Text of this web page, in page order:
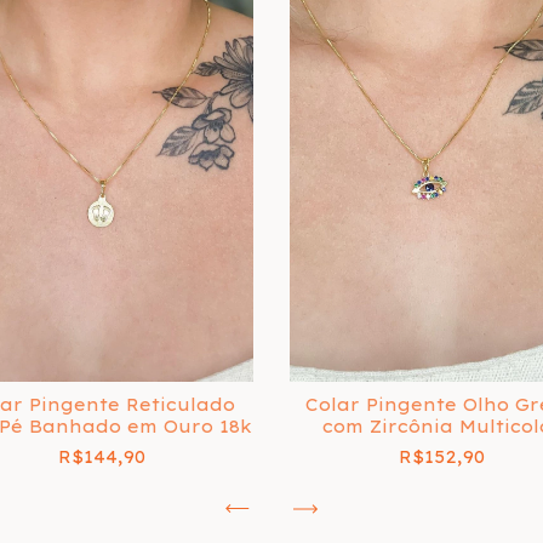
Pingente Reticulado
Banhado em Ouro 18k
R$144,90
Colar Pingente Olho
com Zircônia
Banhado em Ouro 18k
R$152,90